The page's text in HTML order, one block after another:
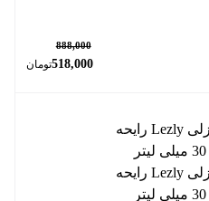
888,000
518,000تومان